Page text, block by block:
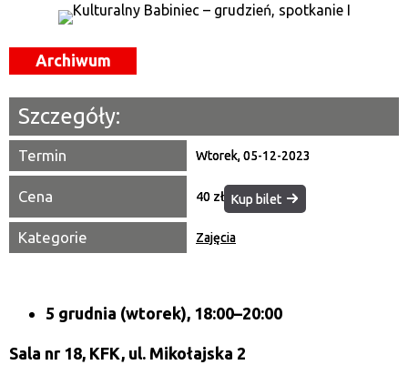
Miejsce
Archiwum
Szczegóły:
Termin Wtorek, 05-12-2023
Cena 40 zł Kup bilet
Kategorie Zajęcia
5 grudnia (wtorek), 18:00–20:00
Sala nr 18, KFK, ul. Mikołajska 2